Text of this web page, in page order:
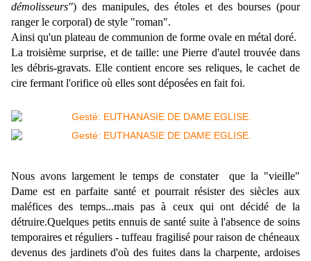
démolisseurs") des manipules, des étoles et des bourses (pour
ranger le corporal) de style "roman".
Ainsi qu'un plateau de communion de forme ovale en métal doré.
La troisième surprise, et de taille: une Pierre d'autel trouvée dans
les débris-gravats. Elle contient encore ses reliques, le cachet de
cire fermant l'orifice où elles sont déposées en fait foi.
Nous avons largement le temps de constater que la "vieille"
Dame est en parfaite santé et pourrait résister des siècles aux
maléfices des temps...mais pas à ceux qui ont décidé de la
détruire.Quelques petits ennuis de santé suite à l'absence de soins
temporaires et réguliers - tuffeau fragilisé pour raison de chéneaux
devenus des jardinets d'où des fuites dans la charpente, ardoises